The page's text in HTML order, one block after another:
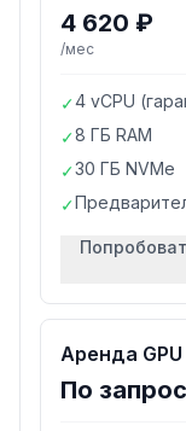
4 620 ₽
/мес
✓4 vCPU
✓8 ГБ RAM
✓30 ГБ NVMe
✓
Аренда
По